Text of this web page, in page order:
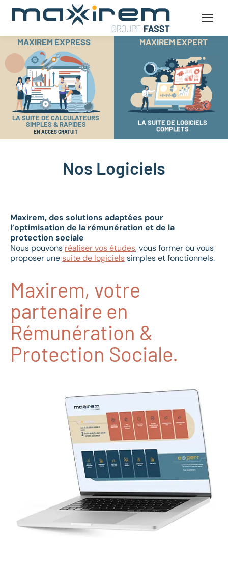
MAXIREM EXPRESS MAXIREM EXPERT
LA SUITE DE CALCULATEURS
SIMPLES & RAPIDES
EN ACCÈS GRATUIT
LA SUITE DE LOGICIELS
COMPLETS
Nos Logiciels
Maxirem, des solutions adaptées pour
l’optimisation de la rémunération et de la
protection sociale
Nous pouvons réaliser vos études, vous former ou vous
proposer une suite de logicielssimples et fonctionnels.
Maxirem, votre
partenaire en
Rémunération &
Protection Sociale.